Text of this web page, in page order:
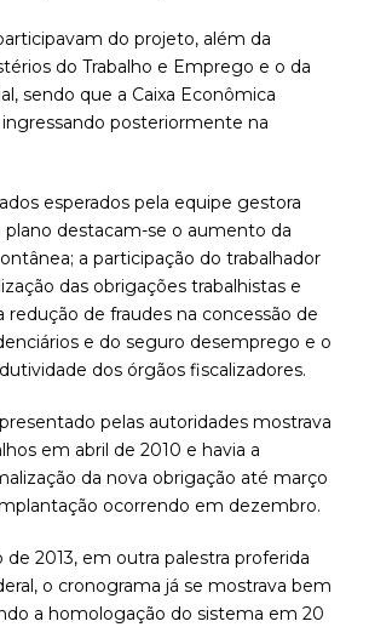
do projeto, além da
do Trabalho e Emprego e o da
sendo que a Caixa Econômica
ingressando posteriormente na
esperados pela equipe gestora
destacam-se o aumento da
a participação do trabalhador
das obrigações trabalhistas e
redução de fraudes na concessão de
e do seguro desemprego e o
dos órgãos fiscalizadores.
pelas autoridades mostrava
em abril de 2010 e havia a
da nova obrigação até março
ocorrendo em dezembro.
de 2013, em outra palestra proferida
o cronograma já se mostrava bem
a homologação do sistema em 20